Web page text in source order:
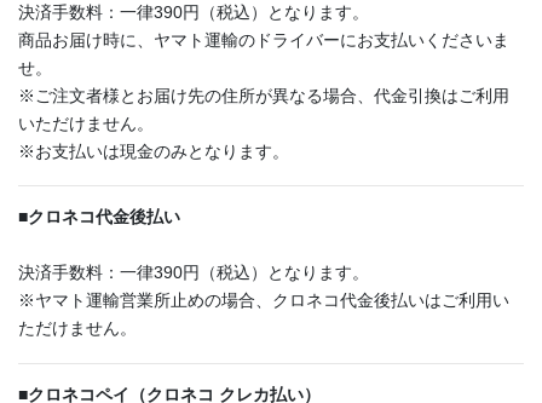
決済手数料：一律390円（税込）となります。
商品お届け時に、ヤマト運輸のドライバーにお支払いくださいま
せ。
※ご注文者様とお届け先の住所が異なる場合、代金引換はご利用
いただけません。
※お支払いは現金のみとなります。
■クロネコ代金後払い
決済手数料：一律390円（税込）となります。
※ヤマト運輸営業所止めの場合、クロネコ代金後払いはご利用い
ただけません。
■クロネコペイ（クロネコ クレカ払い）